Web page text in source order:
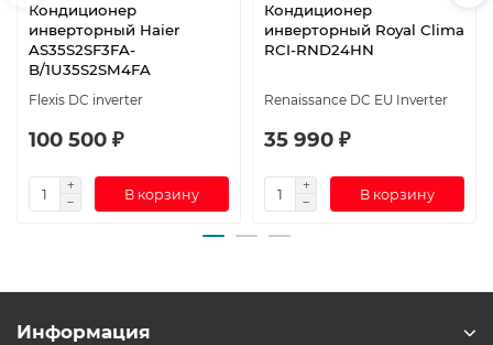
Кондиционер
инверторный Haier
AS35S2SF3FA-
B/1U35S2SM4FA
Flexis DC inverter
100 500 ₽
В корзину
Кондиционер
инверторный Royal Clima
RCI-RND24HN
Renaissance DC EU Inverter
35 990 ₽
В корзину
Информация